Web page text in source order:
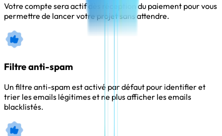
Votre compte sera actif dès réception du paiement pour vous
permettre de lancer votre projet sans attendre.
Filtre anti-spam
Un filtre anti-spam est activé par défaut pour identifier et
trier les emails légitimes et ne plus afficher les emails
blacklistés.